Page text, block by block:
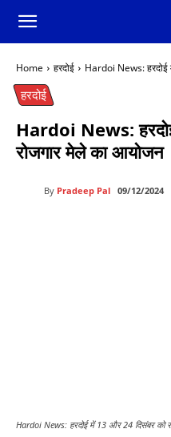
Home हरदोई Hardoi News: हरदोई
हरदोई
Hardoi News:
रोजगार मेले का आयोजन
By Pradeep Pal 09/12/2024
Hardoi News: हरदोई में 13 और 24 दिसंबर को